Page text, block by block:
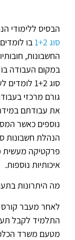
הבסיס ללימודי
סוג 1+2
בו
החשבונות,
במקום העבודה
סוג 1+2
גורם מרכזי
את עבודתם
נוספים כאשר
פרקטיקה מעשית
איכותיות נוספות.
מה היתרונות
מטעם משרד